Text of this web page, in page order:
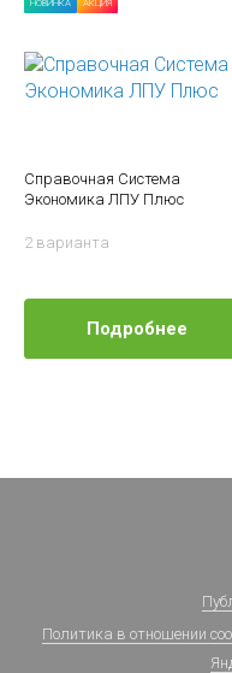
НОВИНКА АКЦИЯ
Справочная Система
Экономика ЛПУ Плюс
2 варианта
Подробнее
Политика в отношении